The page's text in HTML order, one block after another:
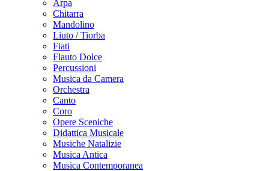
Arpa
Chitarra
Mandolino
Liuto / Tiorba
Fiati
Flauto Dolce
Percussioni
Musica da Camera
Orchestra
Canto
Coro
Opere Sceniche
Didattica Musicale
Musiche Natalizie
Musica Antica
Musica Contemporanea